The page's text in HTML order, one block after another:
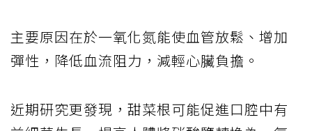
主要原因在於一氧化氮能使血管放鬆、增加
彈性，降低血流阻力，減輕心臟負擔。
近期研究更發現，甜菜根可能促進口腔中有